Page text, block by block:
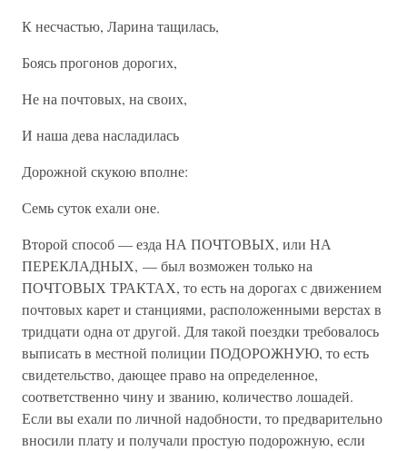
К несчастью, Ларина тащилась,
Боясь прогонов дорогих,
Не на почтовых, на своих,
И наша дева насладилась
Дорожной скукою вполне:
Семь суток ехали оне.
Второй способ — езда НА ПОЧТОВЫХ, или НА
ПЕРЕКЛАДНЫХ, — был возможен только на
ПОЧТОВЫХ ТРАКТАХ, то есть на дорогах с движением
почтовых карет и станциями, расположенными верстах в
тридцати одна от другой. Для такой поездки требовалось
выписать в местной полиции ПОДОРОЖНУЮ, то есть
свидетельство, дающее право на определенное,
соответственно чину и званию, количество лошадей.
Если вы ехали по личной надобности, то предварительно
вносили плату и получали простую подорожную, если